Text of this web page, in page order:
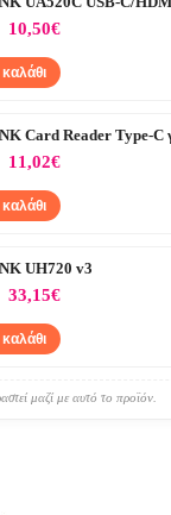
10,50€
Card Reader Type-C
11,02€
UH720 v3
33,15€
μαζί με αυτό το προϊόν.